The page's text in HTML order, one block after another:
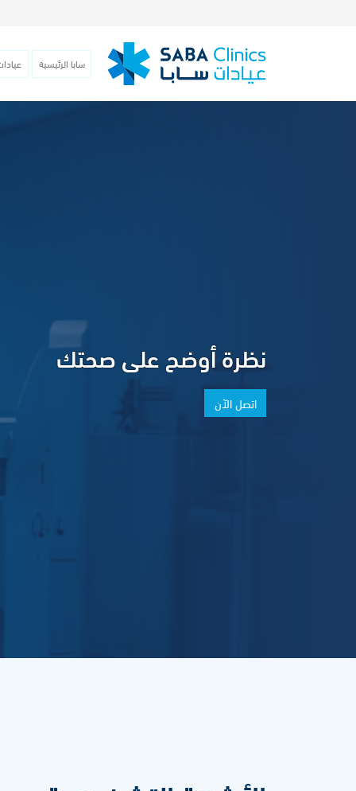
سابا الرئيسية
نظرة أوضح على صحتك
اتصل الآن